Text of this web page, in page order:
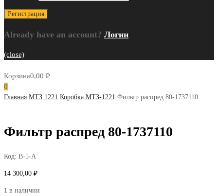
Already have an account? Логин
(close)
Корзина0,00 ₽
0
Главная МТЗ 1221 Коробка МТЗ-1221 Фильтр распред 80-1737110
Фильтр распред 80-1737110
Код: В-5-А
14 300,00 ₽
1 в наличии